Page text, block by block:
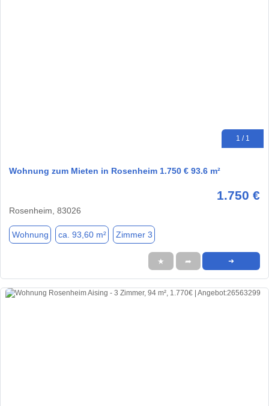
1 / 1
Wohnung zum Mieten in Rosenheim 1.750 € 93.6 m²
1.750 €
Rosenheim, 83026
Wohnung ca. 93,60 m² Zimmer 3
★ ➦ ➜